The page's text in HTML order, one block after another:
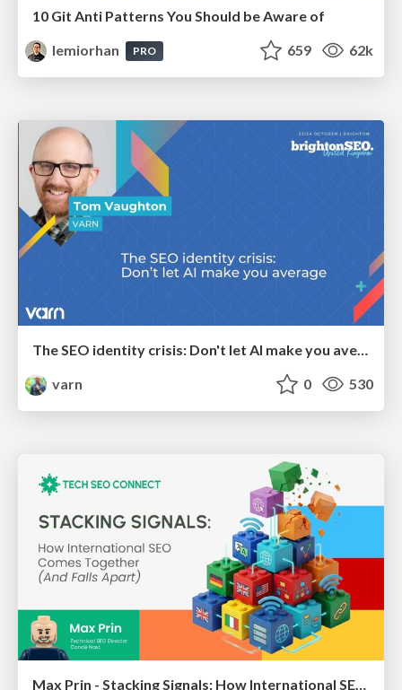
10 Git Anti Patterns You Should be Aware of
lemiorhan
PRO 659 62k
The SEO identity crisis: Don't let AI make you average
varn
0 530